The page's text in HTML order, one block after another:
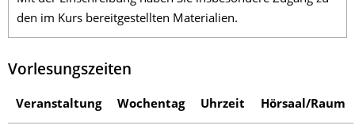
den im Kurs bereitgestellten Materialien.
Vorlesungszeiten
Veranstaltung Wochentag Uhrzeit Hörsaal/Raum